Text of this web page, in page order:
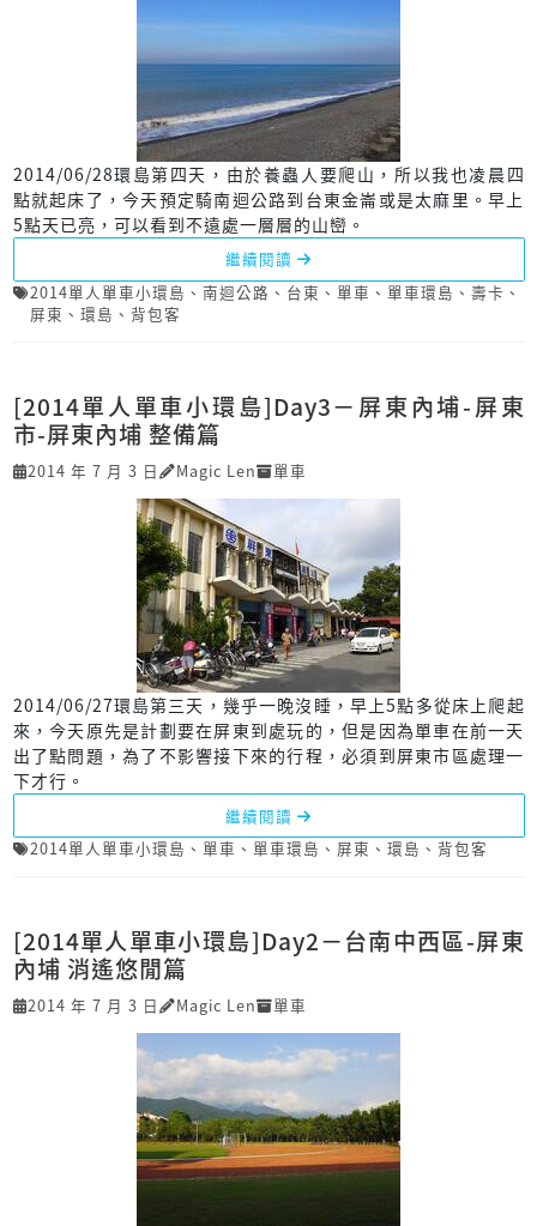
2014/06/28環島第四天，由於養蟲人要爬山，所以我也凌晨四
點就起床了，今天預定騎南迴公路到台東金崙或是太麻里。早上
5點天已亮，可以看到不遠處一層層的山巒。
繼續閱讀
2014單人單車小環島 、 南迴公路 、 台東 、 單車 、 單車環島 、 壽卡 、
屏東 、 環島 、 背包客
[2014單人單車小環島]Day3－屏東內埔-屏東
市-屏東內埔 整備篇
2014 年 7 月 3 日 Magic Len 單車
2014/06/27環島第三天，幾乎一晚沒睡，早上5點多從床上爬起
來，今天原先是計劃要在屏東到處玩的，但是因為單車在前一天
出了點問題，為了不影響接下來的行程，必須到屏東市區處理一
下才行。
繼續閱讀
2014單人單車小環島 、 單車 、 單車環島 、 屏東 、 環島 、 背包客
[2014單人單車小環島]Day2－台南中西區-屏東
內埔 消遙悠閒篇
2014 年 7 月 3 日 Magic Len 單車